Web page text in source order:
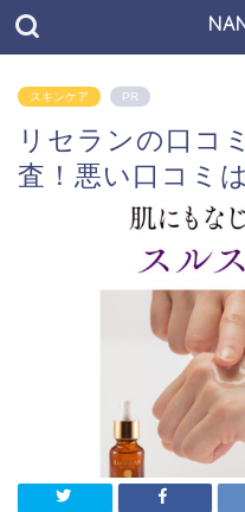
スキンケア PR
リセランの口コ
査！悪い口コミ